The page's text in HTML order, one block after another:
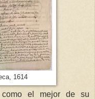
1614
como el mejor de su